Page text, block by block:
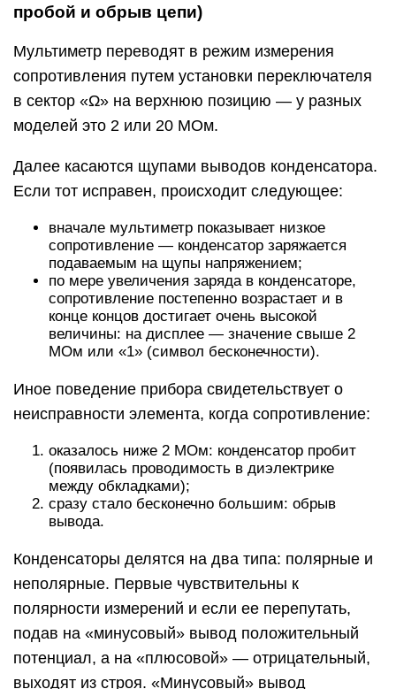
пробой и обрыв цепи)
Мультиметр переводят в режим измерения
сопротивления путем установки переключателя
в сектор «Ω» на верхнюю позицию — у разных
моделей это 2 или 20 МОм.
Далее касаются щупами выводов конденсатора.
Если тот исправен, происходит следующее:
вначале мультиметр показывает низкое
сопротивление — конденсатор заряжается
подаваемым на щупы напряжением;
по мере увеличения заряда в конденсаторе,
сопротивление постепенно возрастает и в
конце концов достигает очень высокой
величины: на дисплее — значение свыше 2
МОм или «1» (символ бесконечности).
Иное поведение прибора свидетельствует о
неисправности элемента, когда сопротивление:
оказалось ниже 2 МОм: конденсатор пробит
(появилась проводимость в диэлектрике
между обкладками);
сразу стало бесконечно большим: обрыв
вывода.
Конденсаторы делятся на два типа: полярные и
неполярные. Первые чувствительны к
полярности измерений и если ее перепутать,
подав на «минусовый» вывод положительный
потенциал, а на «плюсовой» — отрицательный,
выходят из строя. «Минусовый» вывод